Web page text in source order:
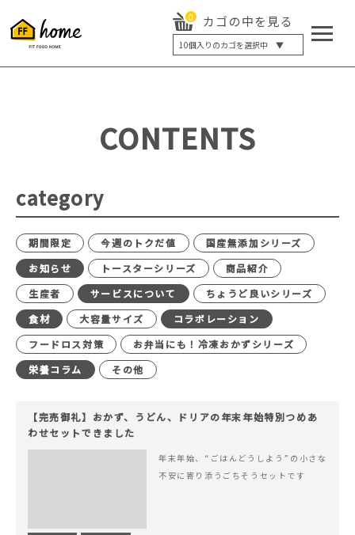
0 カゴの中を見る
10個入りのカゴを選択中 ▼
5個入り
20個入り
最大12%OFF
CONTENTS
category
期間限定 今週のトクだ値
国産無添加シリーズ
お知らせ
トースターシリーズ
商品紹介
生産者
サービスについて
ちょうど良いシリーズ
食材
大容量サイズ
コラボレーション
フードロス対策
お弁当にも！冷凍おかずシリーズ
栄養コラム
その他
【完売御礼】おかず、うどん、ドリアの年末年始特別つめあ
わせセットできました
年末年始、“ごはんどうしよう”の小さな
不安に寄り添うごちそうセットです